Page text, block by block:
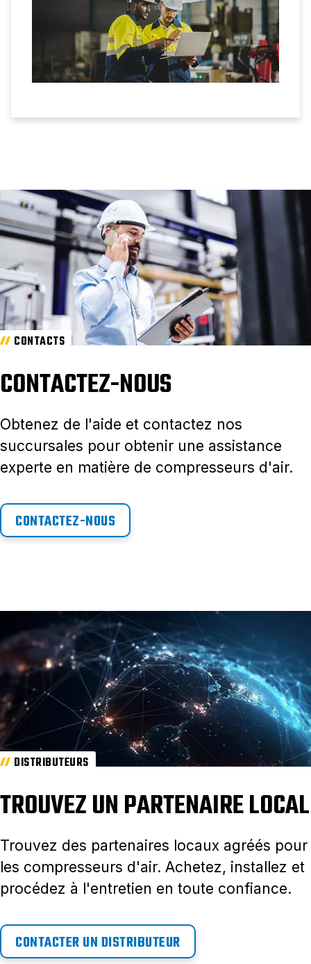
CONTACTS
CONTACTEZ-NOUS
Obtenez de l'aide et contactez nos
succursales pour obtenir une assistance
experte en matière de compresseurs d'air.
CONTACTEZ-NOUS
DISTRIBUTEURS
TROUVEZ UN PARTENAIRE LOCAL
Trouvez des partenaires locaux agréés pour
les compresseurs d'air. Achetez, installez et
procédez à l'entretien en toute confiance.
CONTACTER UN DISTRIBUTEUR